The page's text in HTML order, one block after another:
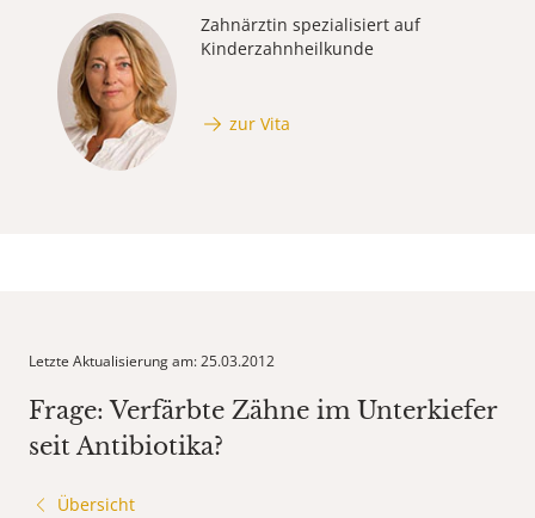
Zahnärztin spezialisiert auf
Kinderzahnheilkunde
zur Vita
Letzte Aktualisierung am: 25.03.2012
Frage: Verfärbte Zähne im Unterkiefer
seit Antibiotika?
Übersicht